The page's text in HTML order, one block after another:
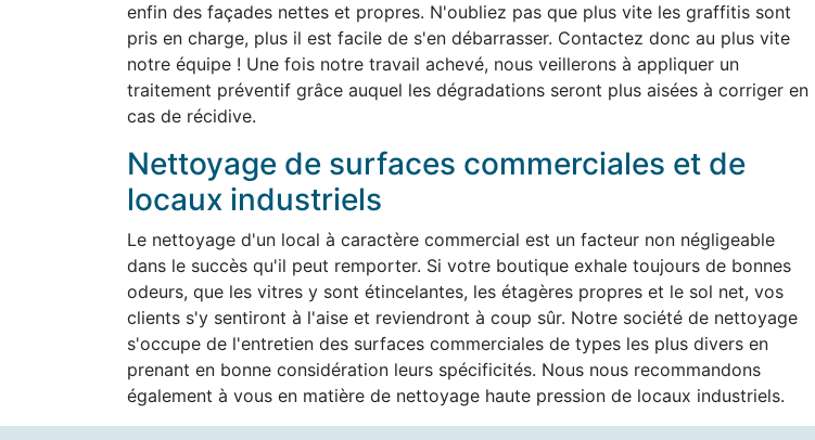
enfin des façades nettes et propres. N'oubliez pas que plus vite les graffitis sont
pris en charge, plus il est facile de s'en débarrasser. Contactez donc au plus vite
notre équipe ! Une fois notre travail achevé, nous veillerons à appliquer un
traitement préventif grâce auquel les dégradations seront plus aisées à corriger en
cas de récidive.
Nettoyage de surfaces commerciales et de
locaux industriels
Le nettoyage d'un local à caractère commercial est un facteur non négligeable
dans le succès qu'il peut remporter. Si votre boutique exhale toujours de bonnes
odeurs, que les vitres y sont étincelantes, les étagères propres et le sol net, vos
clients s'y sentiront à l'aise et reviendront à coup sûr. Notre société de nettoyage
s'occupe de l'entretien des surfaces commerciales de types les plus divers en
prenant en bonne considération leurs spécificités. Nous nous recommandons
également à vous en matière de nettoyage haute pression de locaux industriels.